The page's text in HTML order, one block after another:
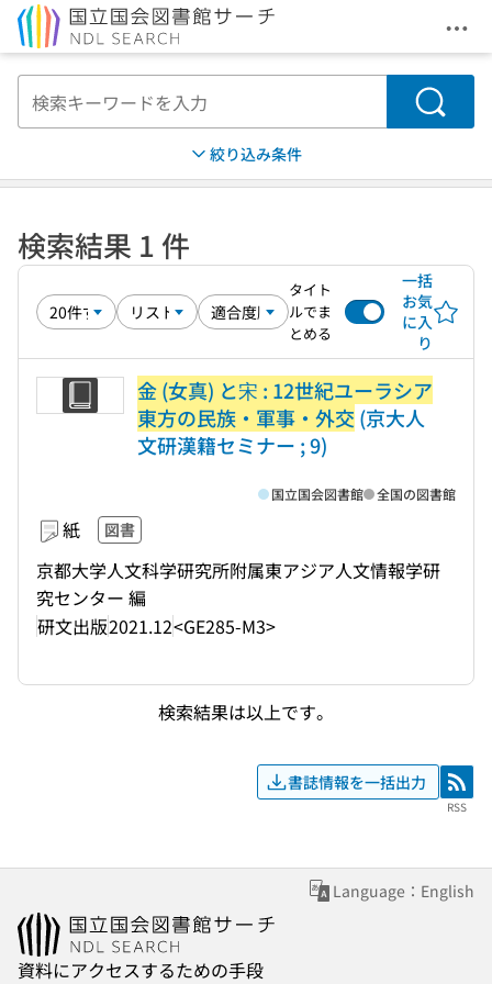
メ
検索
絞り込み条件
検索結果 1 件
タイト
ルでま
とめる
一括
お気
に入
り
金 (女真) と宋 : 12世紀ユーラシア
東方の民族・軍事・外交 (京大人
文研漢籍セミナー ; 9)
紙 図書
京都大学人文科学研究所附属東アジア人文情報学研
究センター 編
研文出版2021.12<GE285-M3>
国立国会図書館 全国の図書館
検索結果は以上です。
書誌情報を一括出力 RSS
RSS
Language：English
資料にアクセスするための手段